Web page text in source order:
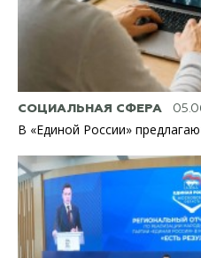
СОЦИАЛЬНАЯ СФЕРА
В «Единой России»